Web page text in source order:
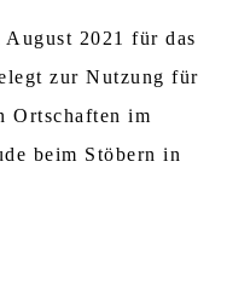
2021 für das
zur Nutzung für
Ortschaften im
beim Stöbern in